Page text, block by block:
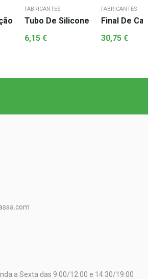
FABRICANTES
Tubo De Silicone
6,15 €
FABRICANTES
Final De
30,75 €
a Sexta das 9:00/12:00 e 14:30/19:00